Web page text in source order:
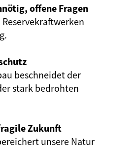
offene Fragen
beschneidet der
stark bedrohten
Zukunft
unsere Natur